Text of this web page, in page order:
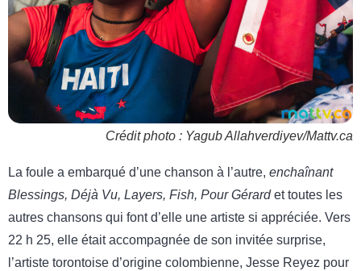
Crédit photo : Yagub Allahverdiyev/Mattv.ca
La foule a embarqué d’une chanson à l’autre, enchaînant
Blessings, Déjà Vu, Layers, Fish, Pour Gérardet toutes les
autres chansons qui font d’elle une artiste si appréciée. Vers
22 h 25, elle était accompagnée de son invitée surprise,
l’artiste torontoise d’origine colombienne, Jesse Reyez pour